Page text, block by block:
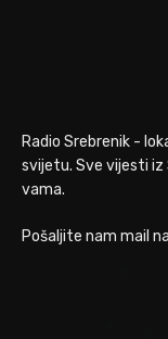
Radio Srebrenik -
svijetu. Sve vijesti iz
vama.
Pošaljite nam mail